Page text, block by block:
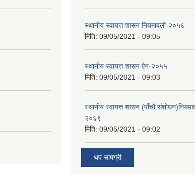
स्थानीय स्वायत्त शासन नियमावली-२०५६
मिति: 09/05/2021 - 09:05
स्थानीय स्वायत्त शासन ए‍ेन-२०५५
मिति: 09/05/2021 - 09:03
स्थानीय स्वायत्त शासन (पाँचौ
२०६९
मिति: 09/05/2021 - 09:02
थप सामग्री